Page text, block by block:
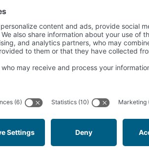
Secure payment
100% payment security
Newsletter